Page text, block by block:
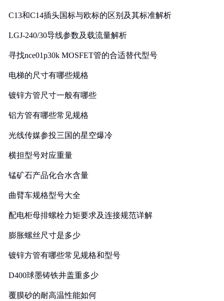
C13和C14插头国标与欧标的区别及其标准解析
LGJ-240/30导线参数及载流量解析
寻找nce01p30k MOSFET管的合适替代型号
电梯的尺寸有哪些规格
镀锌方管尺寸一般有哪些
铝方管有哪些常见规格
光线传媒参投三国的星空爆冷
横担型号对应重量
锰矿石产品化合水含量
曲臂车规格型号大全
配电柜母排螺栓力矩要求及连接规范详解
膨胀螺丝尺寸是多少
镀锌方管有哪些常见规格和型号
D400球墨铸铁井盖重多少
覆膜砂的耐高温性能如何